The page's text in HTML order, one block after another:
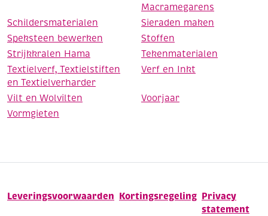
Macramegarens
Schildersmaterialen
Sieraden maken
Speksteen bewerken
Stoffen
Strijkkralen Hama
Tekenmaterialen
Textielverf, Textielstiften
en Textielverharder
Verf en Inkt
Vilt en Wolvilten
Voorjaar
Vormgieten
Leveringsvoorwaarden Kortingsregeling Privacy
statement